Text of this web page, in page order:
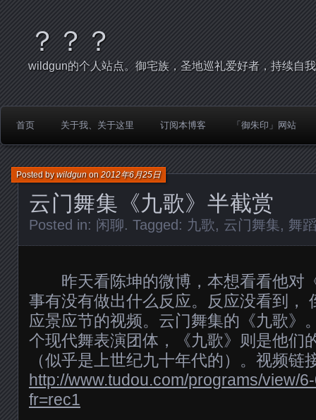
？？？
wildgun的个人站点。御宅族，圣地巡礼爱好者，持续自
首页 关于我、关于这里 订阅本博客 「御朱印」网站
云门舞集《九歌》半截赏
Posted bywildgunon2012年6月25日
Posted in: 闲聊. Tagged: 九歌, 云门舞集, 舞蹈
昨天看陈坤的微博，本想看看他对
事有没有做出什么反应。反应没看到，
应景应节的视频。云门舞集的《九歌》
个现代舞表演团体，《九歌》则是他们
（似乎是上世纪九十年代的）。视频链
http://www.tudou.com/programs/view/
fr=rec1